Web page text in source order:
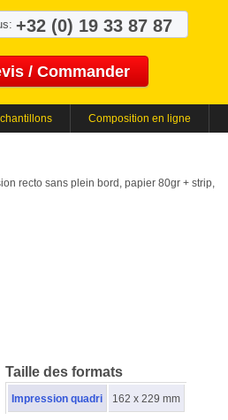
+32 (0) 19 33 87 87
/ Commander
Composition en ligne
recto sans plein bord, papier 80gr + strip,
Taille des formats
Impression quadri 162 x 229 mm